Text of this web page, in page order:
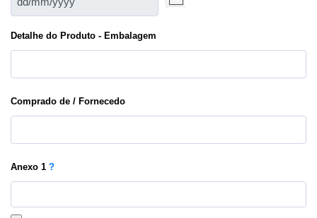
Detalhe do Produto - Embalagem
Comprado de / Fornecedo
Anexo 1 ?